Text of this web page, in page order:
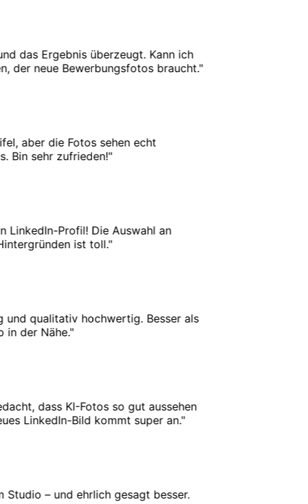
das Ergebnis überzeugt. Kann ich
neue Bewerbungsfotos braucht."
aber die Fotos sehen echt
sehr zufrieden!"
Profil! Die Auswahl an
ist toll."
qualitativ hochwertig. Besser als
der Nähe."
dass KI-Fotos so gut aussehen
LinkedIn-Bild kommt super an."
– und ehrlich gesagt besser.